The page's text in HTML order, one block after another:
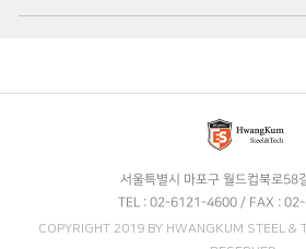
서울특별시 마포구 월드컵북로58
TEL : 02-6121-4600 / FAX :
COPYRIGHT 2019 BY HWANGKUM STEEL &